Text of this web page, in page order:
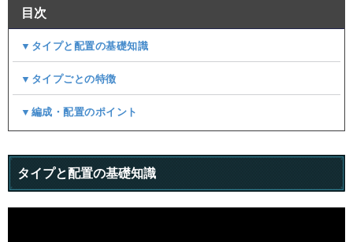
目次
▼タイプと配置の基礎知識
▼タイプごとの特徴
▼編成・配置のポイント
タイプと配置の基礎知識